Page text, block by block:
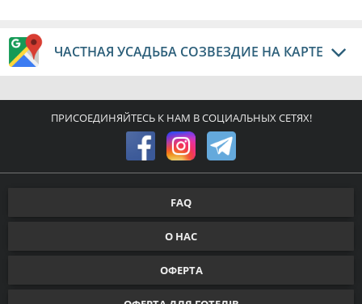
ЧАСТНАЯ УСАДЬБА СОЗВЕЗДИЕ НА КАРТЕ
ПРИСОЕДИНЯЙТЕСЬ К НАМ В СОЦИАЛЬНЫХ СЕТЯХ!
FAQ
О НАС
ОФЕРТА